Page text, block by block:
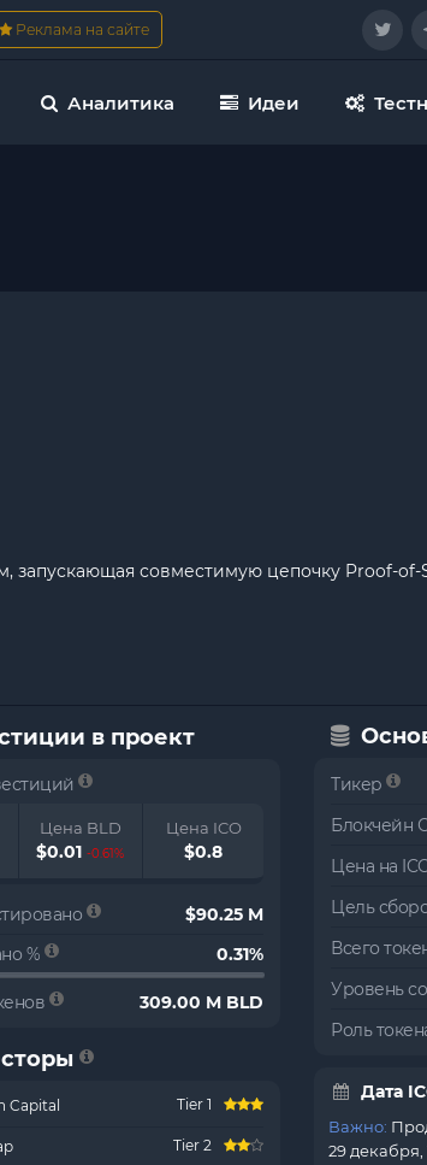
Реклама на сайте
Аналитика Идеи
совместимую цепочку Proof-of-
в проект
Цена BLD
$0.01 -0.61%
Цена ICO
$0.8
$90.25 M
%
0.31%
309.00 M BLD
Capital Tier 1
Tier 2
Тикер
Блокчейн
Цена на
Цель
Всего
Уровень
Роль
Дата
Важно:
29 декабря,